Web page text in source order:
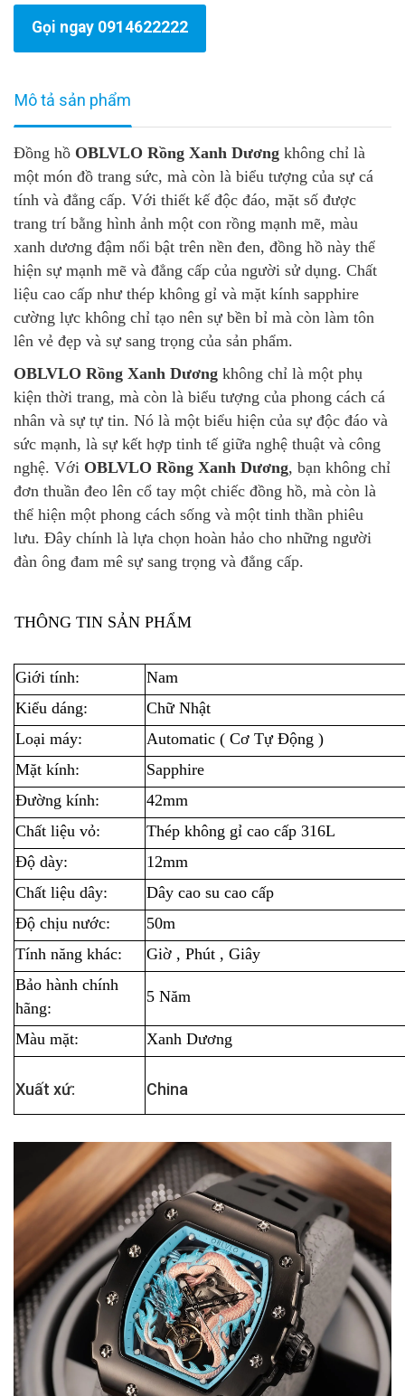
Gọi ngay 0914622222
Mô tả sản phẩm
Đồng hồ OBLVLO Rồng Xanh Dương không chỉ là
một món đồ trang sức, mà còn là biểu tượng của sự cá
tính và đẳng cấp. Với thiết kế độc đáo, mặt số được
trang trí bằng hình ảnh một con rồng mạnh mẽ, màu
xanh dương đậm nổi bật trên nền đen, đồng hồ này thể
hiện sự mạnh mẽ và đẳng cấp của người sử dụng. Chất
liệu cao cấp như thép không gỉ và mặt kính sapphire
cường lực không chỉ tạo nên sự bền bỉ mà còn làm tôn
lên vẻ đẹp và sự sang trọng của sản phẩm.
OBLVLO Rồng Xanh Dương không chỉ là một phụ
kiện thời trang, mà còn là biểu tượng của phong cách cá
nhân và sự tự tin. Nó là một biểu hiện của sự độc đáo và
sức mạnh, là sự kết hợp tinh tế giữa nghệ thuật và công
nghệ. Với OBLVLO Rồng Xanh Dương, bạn không chỉ
đơn thuần đeo lên cổ tay một chiếc đồng hồ, mà còn là
thể hiện một phong cách sống và một tinh thần phiêu
lưu. Đây chính là lựa chọn hoàn hảo cho những người
đàn ông đam mê sự sang trọng và đẳng cấp.
THÔNG TIN SẢN PHẨM
Giới tính:
Nam
Kiểu dáng:
Chữ Nhật
Loại máy:
Automatic ( Cơ Tự Động )
Mặt kính:
Sapphire
Đường kính:
42mm
Chất liệu vỏ:
Thép không gỉ cao cấp 316L
Độ dày:
12mm
Chất liệu dây:
Dây cao su cao cấp
Độ chịu nước:
50m
Tính năng khác:
Giờ , Phút , Giây
Bảo hành chính
hãng:
5 Năm
Màu mặt: Xanh Dương
Xuất xứ: China